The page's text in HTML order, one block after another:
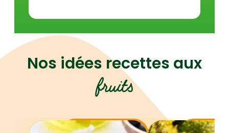
Nos idées recettes aux
fruits